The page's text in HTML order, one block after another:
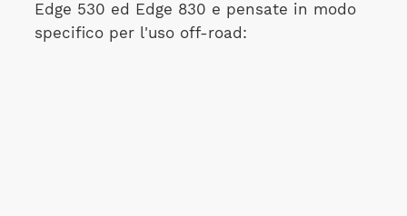
Edge 530 ed Edge 830 e pensate in modo
specifico per l'uso off-road: